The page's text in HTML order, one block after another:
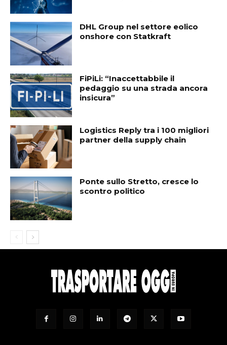
DHL Group nel settore eolico
onshore con Statkraft
FiPiLi: “Inaccettabbile il
pedaggio su una strada ancora
insicura”
Logistics Reply tra i 100 migliori
partner della supply chain
Ponte sullo Stretto, cresce lo
scontro politico